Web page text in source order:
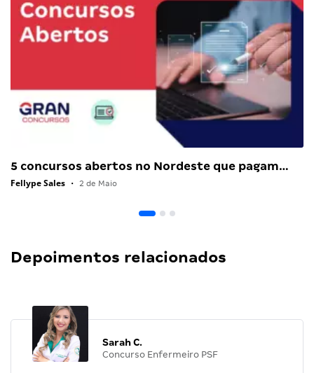
5 concursos abertos no Nordeste que pagam…
Fellype Sales • 2 de Maio
Depoimentos relacionados
Sarah C.
Concurso Enfermeiro PSF